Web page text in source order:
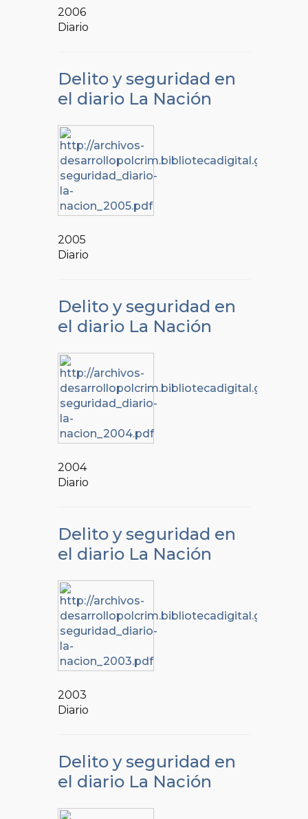
2006
Diario
Delito y seguridad en
el diario La Nación
2005
Diario
Delito y seguridad en
el diario La Nación
2004
Diario
Delito y seguridad en
el diario La Nación
2003
Diario
Delito y seguridad en
el diario La Nación